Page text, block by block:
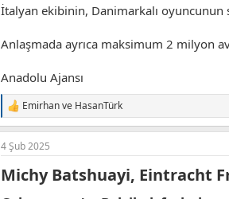
İtalyan ekibinin, Danimarkalı oyuncunun
Anlaşmada ayrıca maksimum 2 milyon
Anadolu Ajansı
T
e
p
k
l
Emirhanve HasanTürk
4 Şub 2025
Michy Batshuayi, Eintracht